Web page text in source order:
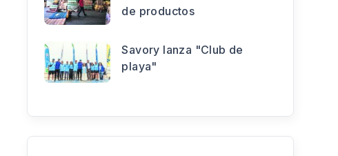
de productos
Savory lanza "Club de
playa"